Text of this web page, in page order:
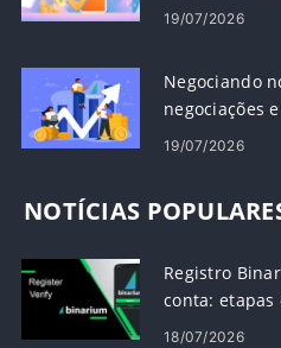
19/07/2026
Negociando
negociações
19/07/2026
NOTÍCIAS
Registro
conta:
18/07/2026